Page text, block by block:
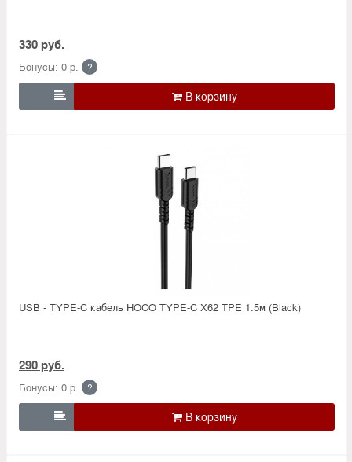
330 руб.
Бонусы: 0 р. ?

USB - TYPE-C кабель HOCO TYPE-C X62 TPE 1.5м (Black)
290 руб.
Бонусы: 0 р. ?
